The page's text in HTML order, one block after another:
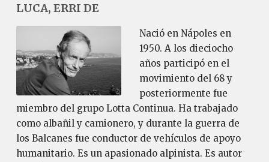
LUCA, ERRI DE
Nació en Nápoles en
1950. A los dieciocho
años participó en el
movimiento del 68 y
posteriormente fue
miembro del grupo Lotta Continua. Ha trabajado
como albañil y camionero, y durante la guerra de
los Balcanes fue conductor de vehículos de apoyo
humanitario. Es un apasionado alpinista. Es autor